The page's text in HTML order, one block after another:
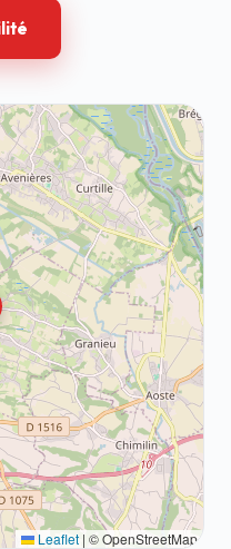
Leaflet | © OpenStreetMap